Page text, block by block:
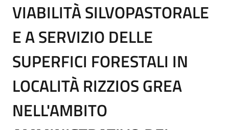
VIABILITÀ SILVOPASTORALE
E A SERVIZIO DELLE
SUPERFICI FORESTALI IN
LOCALITÀ RIZZIOS GREA
NELL'AMBITO